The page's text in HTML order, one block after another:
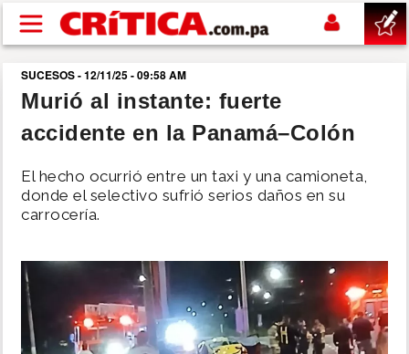
Pasar al contenido principal
buscar
SUCESOS
NACIONAL
SHOW
DEPORTES
SUCESOS - 12/11/25 - 09:58 AM
Murió al instante: fuerte
accidente en la Panamá–Colón
El hecho ocurrió entre un taxi y una camioneta,
donde el selectivo sufrió serios daños en su
carrocería.